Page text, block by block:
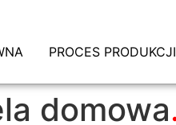
PROCES PRODUKCJI
domowa